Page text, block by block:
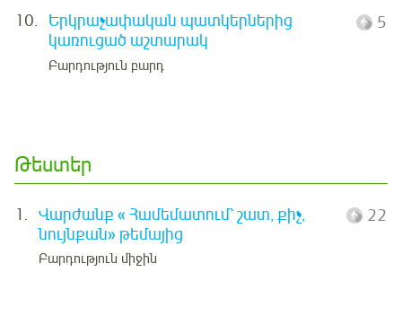
10.
Երկրաչափական պատկերներից
կառուցած աշտարակ
Բարդություն բարդ
5
Թեստեր
1. Վարժանք « Համեմատում՝ շատ, քիչ,
նույնքան» թեմայից
Բարդություն միջին
22